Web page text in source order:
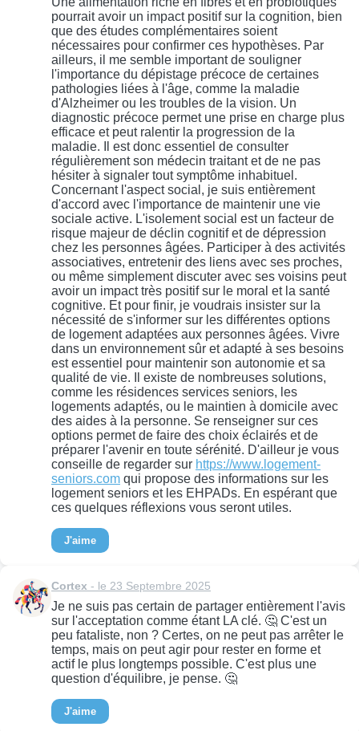
pourrait avoir un impact positif sur la cognition, bien
que des études complémentaires soient
nécessaires pour confirmer ces hypothèses. Par
ailleurs, il me semble important de souligner
l'importance du dépistage précoce de certaines
pathologies liées à l'âge, comme la maladie
d'Alzheimer ou les troubles de la vision. Un
diagnostic précoce permet une prise en charge plus
efficace et peut ralentir la progression de la
maladie. Il est donc essentiel de consulter
régulièrement son médecin traitant et de ne pas
hésiter à signaler tout symptôme inhabituel.
Concernant l'aspect social, je suis entièrement
d'accord avec l'importance de maintenir une vie
sociale active. L'isolement social est un facteur de
risque majeur de déclin cognitif et de dépression
chez les personnes âgées. Participer à des activités
associatives, entretenir des liens avec ses proches,
ou même simplement discuter avec ses voisins peut
avoir un impact très positif sur le moral et la santé
cognitive. Et pour finir, je voudrais insister sur la
nécessité de s'informer sur les différentes options
de logement adaptées aux personnes âgées. Vivre
dans un environnement sûr et adapté à ses besoins
est essentiel pour maintenir son autonomie et sa
qualité de vie. Il existe de nombreuses solutions,
comme les résidences services seniors, les
logements adaptés, ou le maintien à domicile avec
des aides à la personne. Se renseigner sur ces
options permet de faire des choix éclairés et de
préparer l'avenir en toute sérénité. D'ailleur je vous
conseille de regarder sur https://www.logement-
seniors.com qui propose des informations sur les
logement seniors et les EHPADs. En espérant que
ces quelques réflexions vous seront utiles.
J'aime
Cortex - le 23 Septembre 2025
Je ne suis pas certain de partager entièrement l'avis
sur l'acceptation comme étant LA clé. 🤔 C'est un
peu fataliste, non ? Certes, on ne peut pas arrêter le
temps, mais on peut agir pour rester en forme et
actif le plus longtemps possible. C'est plus une
question d'équilibre, je pense. 🤔
J'aime